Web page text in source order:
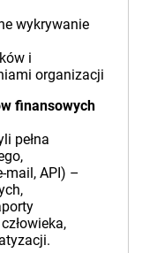
wykrywanie
i
organizacji
finansowych
pełna
mail, API) –